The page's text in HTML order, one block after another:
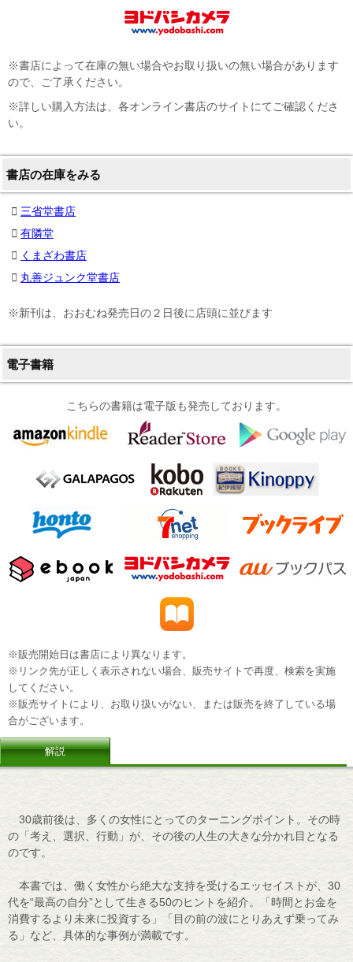
※書店によって在庫の無い場合やお取り扱いの無い場合があります
ので、ご了承ください。
※詳しい購入方法は、各オンライン書店のサイトにてご確認くださ
い。
書店の在庫をみる
三省堂書店
有隣堂
くまざわ書店
丸善ジュンク堂書店
※新刊は、おおむね発売日の２日後に店頭に並びます
電子書籍
こちらの書籍は電子版も発売しております。
※販売開始日は書店により異なります。
※リンク先が正しく表示されない場合、販売サイトで再度、検索を実施
してください。
※販売サイトにより、お取り扱いがない、または販売を終了している場
合がございます。
解説
30歳前後は、多くの女性にとってのターニングポイント。その時
の「考え、選択、行動」が、その後の人生の大きな分かれ目となる
のです。
本書では、働く女性から絶大な支持を受けるエッセイストが、30
代を“最高の自分”として生きる50のヒントを紹介。「時間とお金を
消費するより未来に投資する」「目の前の波にとりあえず乗ってみ
る」など、具体的な事例が満載です。